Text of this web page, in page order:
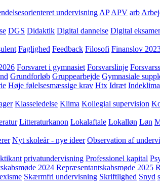
undervisning AP APV arb
DGS Didaktik Digital dannelse Digital
Faglighed Feedback Filosofi Finanslov
Forsvaret i gymnasiet Forsvarslinje
Grundforløb Gruppearbejde Gymnasiale
Høje følelsesmæssige krav Htx Idræt Indeklima
Klasseledelse Klima Kollegial supervision
Litteraturkanon Lokalaftale Lokalløn Løn
Nyt skoleår - nye ideer Observation af
privatundervisning Professionel kapital
2024 Repræsentantskabsmøde 2025
Skærmfri undervisning Skriftlighed Snyd